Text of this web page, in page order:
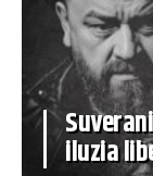
iluzia